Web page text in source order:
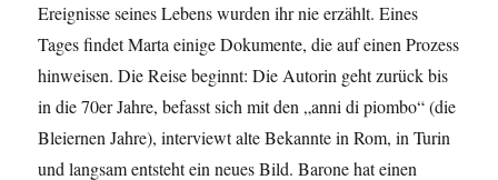
Ereignisse seines Lebens wurden ihr nie erzählt. Eines
Tages findet Marta einige Dokumente, die auf einen Prozess
hinweisen. Die Reise beginnt: Die Autorin geht zurück bis
in die 70er Jahre, befasst sich mit den „anni di piombo“ (die
Bleiernen Jahre), interviewt alte Bekannte in Rom, in Turin
und langsam entsteht ein neues Bild. Barone hat einen